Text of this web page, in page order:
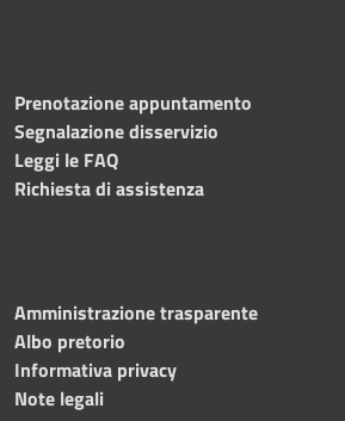
Prenotazione appuntamento
Segnalazione disservizio
Leggi le FAQ
Richiesta di assistenza
Amministrazione trasparente
Albo pretorio
Informativa privacy
Note legali